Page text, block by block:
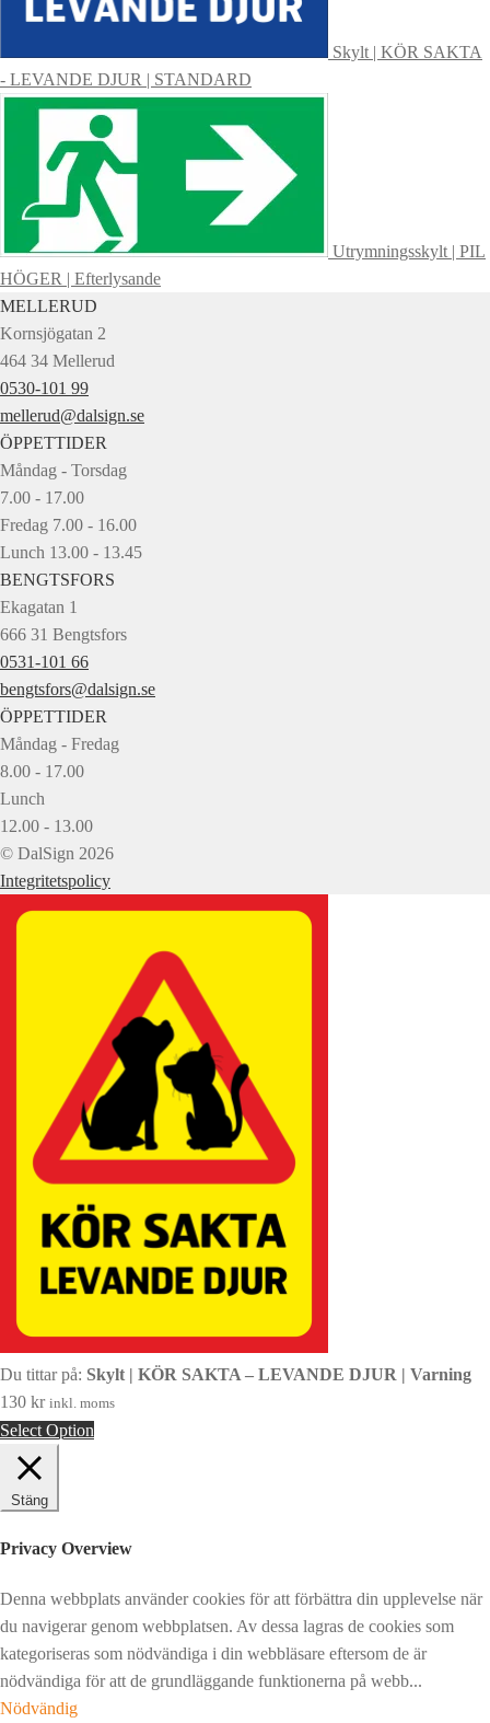
Skylt | KÖR SAKTA
- LEVANDE DJUR | STANDARD
Utrymningsskylt | PIL
HÖGER | Efterlysande
MELLERUD
Kornsjögatan 2
464 34 Mellerud
0530-101 99
mellerud@dalsign.se
ÖPPETTIDER
Måndag - Torsdag
7.00 - 17.00
Fredag 7.00 - 16.00
Lunch 13.00 - 13.45
BENGTSFORS
Ekagatan 1
666 31 Bengtsfors
0531-101 66
bengtsfors@dalsign.se
ÖPPETTIDER
Måndag - Fredag
8.00 - 17.00
Lunch
12.00 - 13.00
© DalSign 2026
Integritetspolicy
Du tittar på: Skylt | KÖR SAKTA – LEVANDE DJUR | Varning
130 kr inkl. moms
Select Option
Stäng
Privacy Overview
Denna webbplats använder cookies för att förbättra din upplevelse när
du navigerar genom webbplatsen. Av dessa lagras de cookies som
kategoriseras som nödvändiga i din webbläsare eftersom de är
nödvändiga för att de grundläggande funktionerna på webb...
Nödvändig